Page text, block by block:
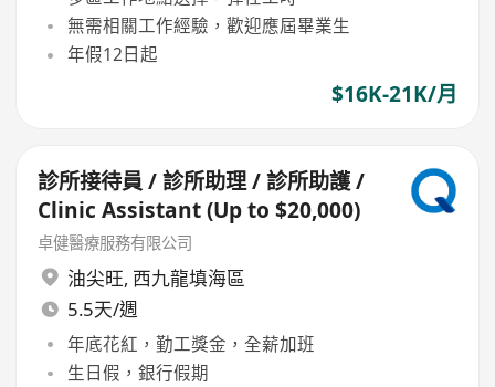
無需相關工作經驗，歡迎應屆畢業生
年假12日起
$16K-21K/月
診所接待員 / 診所助理 / 診所助護 /
Clinic Assistant (Up to $20,000)
卓健醫療服務有限公司
油尖旺, 西九龍填海區
5.5天/週
年底花紅，勤工獎金，全薪加班
生日假，銀行假期